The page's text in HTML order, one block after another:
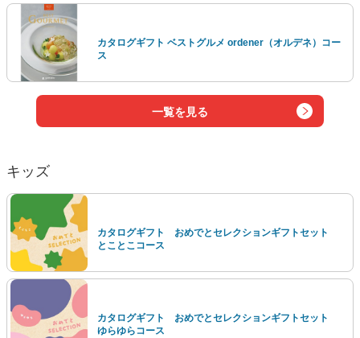
カタログギフト ベストグルメ ordener（オルデネ）コー
ス
一覧を見る
キッズ
カタログギフト おめでとセレクションギフトセット
とことこコース
カタログギフト おめでとセレクションギフトセット
ゆらゆらコース